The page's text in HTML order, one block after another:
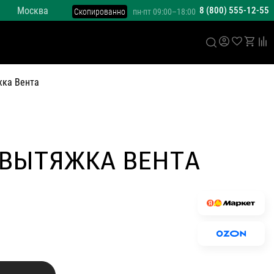
Москва пн-пт 09:00–18:00 8 (800) 555-12-55
Скопированно
Вента
ВЕНТА